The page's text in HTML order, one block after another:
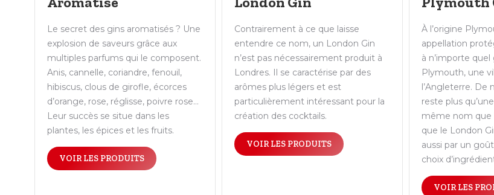
Le secret des gins aromatisés ? Une
explosion de saveurs grâce aux
multiples parfums qui le composent.
Anis, cannelle, coriandre, fenouil,
hibiscus, clous de girofle, écorces
d’orange, rose, réglisse, poivre rose…
Leur succès se situe dans les
plantes, les épices et les fruits.
VOIR LES PRODUITS
Contrairement à ce que laisse
entendre ce nom, un London Gin
n’est pas nécessairement produit à
Londres. Il se caractérise par des
arômes plus légers et est
particulièrement intéressant pour la
création des cocktails.
VOIR LES PRODUITS
À l’origine
appellation
à n’importe quel
Plymouth, une
l’Angleterre. De
reste plus
même nom que
que le London
aussi par un
choix
VOIR LES